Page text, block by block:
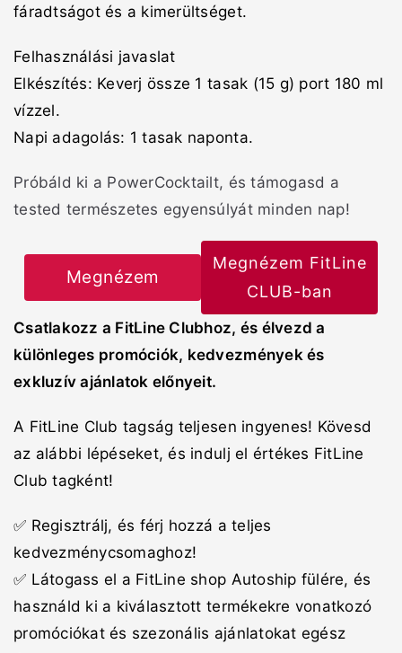
fáradtságot és a kimerültséget.
Felhasználási javaslat
Elkészítés: Keverj össze 1 tasak (15 g) port 180 ml
vízzel.
Napi adagolás: 1 tasak naponta.
Próbáld ki a PowerCocktailt, és támogasd a
tested természetes egyensúlyát minden nap!
Megnézem
Megnézem FitLine
CLUB-ban
Csatlakozz a FitLine Clubhoz, és élvezd a
különleges promóciók, kedvezmények és
exkluzív ajánlatok előnyeit.
A FitLine Club tagság teljesen ingyenes! Kövesd
az alábbi lépéseket, és indulj el értékes FitLine
Club tagként!
✅ Regisztrálj, és férj hozzá a teljes
kedvezménycsomaghoz!
✅ Látogass el a FitLine shop Autoship fülére, és
használd ki a kiválasztott termékekre vonatkozó
promóciókat és szezonális ajánlatokat egész